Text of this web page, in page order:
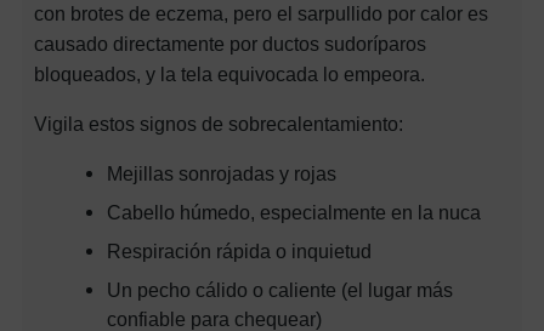
con brotes de eczema, pero el sarpullido por calor es
causado directamente por ductos sudoríparos
bloqueados, y la tela equivocada lo empeora.
Vigila estos signos de sobrecalentamiento:
Mejillas sonrojadas y rojas
Cabello húmedo, especialmente en la nuca
Respiración rápida o inquietud
Un pecho cálido o caliente (el lugar más
confiable para chequear)